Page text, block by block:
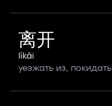
离开
líkāi
уезжать из, покидать